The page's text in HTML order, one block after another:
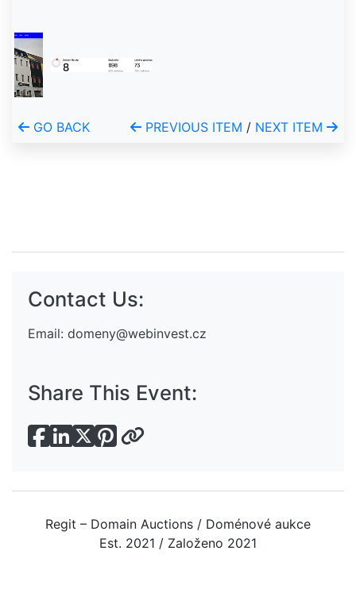
GO BACK PREVIOUS ITEM / NEXT ITEM
Contact Us:
Email: domeny@webinvest.cz
Share This Event:
Regit – Domain Auctions / Doménové aukce
Est. 2021 / Založeno 2021